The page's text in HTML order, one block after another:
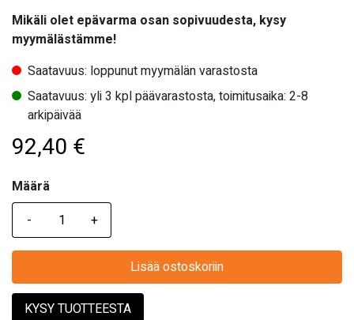
Mikäli olet epävarma osan sopivuudesta, kysy
myymälästämme!
Saatavuus: loppunut myymälän varastosta
Saatavuus: yli 3 kpl päävarastosta, toimitusaika: 2-8
arkipäivää
92,40 €
Määrä
Määrä
Lisää ostoskoriin
KYSY TUOTTEESTA